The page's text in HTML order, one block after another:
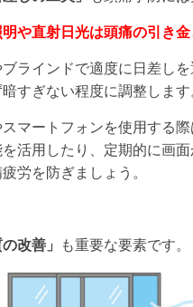
や直射日光は頭痛の引き金
ラインドで適度に日差し
すぎない程度に調整します
マートフォンを使用する
活用したり、定期的に画
労を防ぎましょう。
改善」 も重要な要素です。